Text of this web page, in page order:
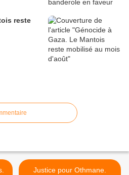
reste
Justice pour Othmane.